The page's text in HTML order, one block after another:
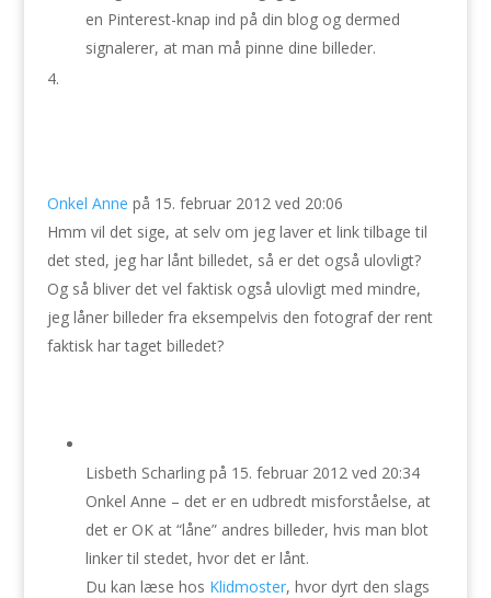
en Pinterest-knap ind på din blog og dermed
signalerer, at man må pinne dine billeder.
Onkel Anne på 15. februar 2012 ved 20:06
Hmm vil det sige, at selv om jeg laver et link tilbage til
det sted, jeg har lånt billedet, så er det også ulovligt?
Og så bliver det vel faktisk også ulovligt med mindre,
jeg låner billeder fra eksempelvis den fotograf der rent
faktisk har taget billedet?
Lisbeth Scharling på 15. februar 2012 ved 20:34
Onkel Anne – det er en udbredt misforståelse, at
det er OK at “låne” andres billeder, hvis man blot
linker til stedet, hvor det er lånt.
Du kan læse hos Klidmoster, hvor dyrt den slags